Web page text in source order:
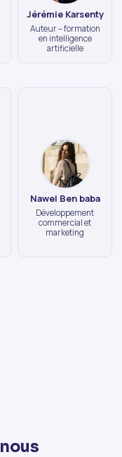
Jérémie Karsenty
Auteur – formation
en intelligence
artificielle
Nawel Ben baba
Développement
commercial et
marketing
nous